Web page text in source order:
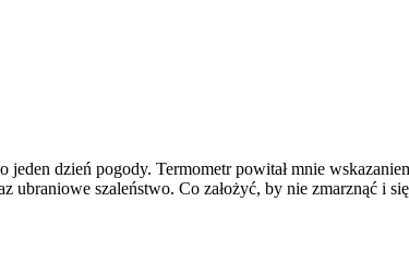
jeden dzień pogody. Termometr powitał mnie
szaleństwo. Co założyć, by nie zmarznąć i